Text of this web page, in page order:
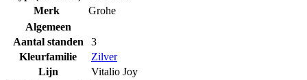
Merk
Grohe
Algemeen
Aantal standen
3
Kleurfamilie
Zilver
Lijn
Vitalio Joy